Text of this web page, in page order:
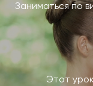
Заниматься по
Этот